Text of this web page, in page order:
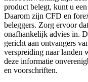
product belegt, kunt u
Daarom zijn CFD en
beleggers. Zorg ervoor
onafhankelijk advies in.
gericht aan ontvangers
verspreiding naar landen
deze informatie
en voorschriften.